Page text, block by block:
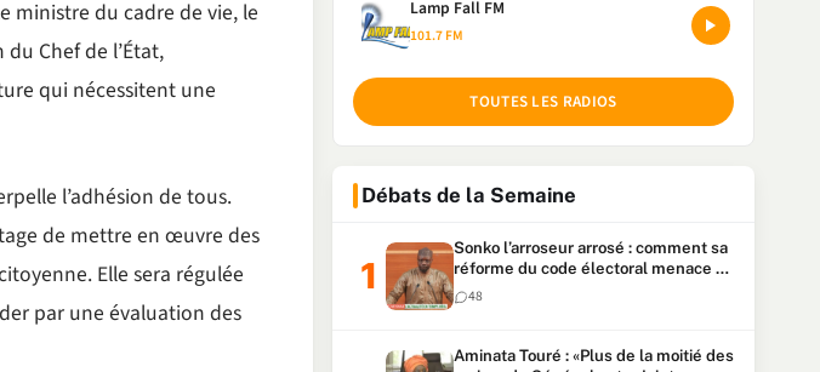
ministre du cadre de vie, le
Chef de l’État,
qui nécessitent une
l’adhésion de tous.
de mettre en œuvre des
Elle sera régulée
par une évaluation des
Lamp Fall FM
101.7 FM
TOUTES LES RADIOS
Débats de la Semaine
Sonko l’arroseur arrosé : comment sa
réforme du code électoral menace sa
candidature
48
Aminata Touré : «Plus de la moitié des